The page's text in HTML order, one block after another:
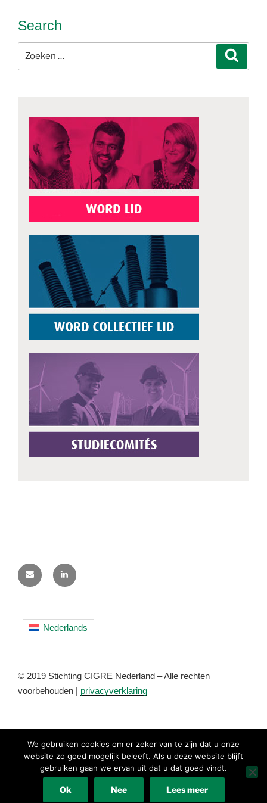
Search
Nederlands
© 2019 Stichting CIGRE Nederland – Alle rechten
voorbehouden | privacyverklaring
We gebruiken cookies om er zeker van te zijn dat u onze
website zo goed mogelijk beleeft. Als u deze website blijft
gebruiken gaan we ervan uit dat u dat goed vindt.
Ok Nee Lees meer